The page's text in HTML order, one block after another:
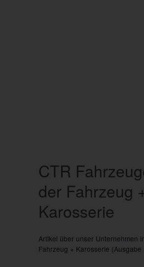
CTR
der Fahrzeug
Karosserie
Artikel über unser Unternehmen
Fahrzeug + Karosserie (Ausgabe